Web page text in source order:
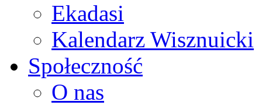
Ekadasi
Kalendarz Wisznuicki
Społeczność
O nas